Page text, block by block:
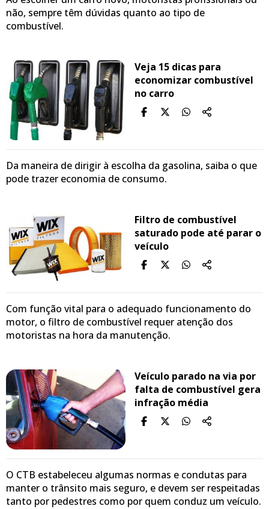
não, sempre têm dúvidas quanto ao tipo de
combustível.
Veja 15 dicas para
economizar combustível
no carro
Da maneira de dirigir à escolha da gasolina, saiba o que
pode trazer economia de consumo.
Filtro de combustível
saturado pode até parar o
veículo
Com função vital para o adequado funcionamento do
motor, o filtro de combustível requer atenção dos
motoristas na hora da manutenção.
Veículo parado na via por
falta de combustível gera
infração média
O CTB estabeleceu algumas normas e condutas para
manter o trânsito mais seguro, e devem ser respeitadas
tanto por pedestres como por quem conduz um veículo.